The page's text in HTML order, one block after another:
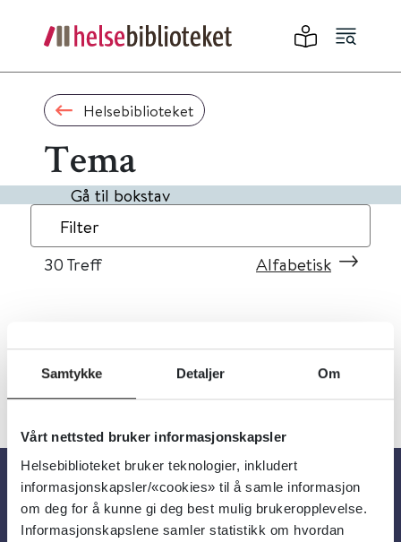
Samtykke Detaljer Om
Vårt nettsted bruker informasjonskapsler
Helsebiblioteket bruker teknologier, inkludert
informasjonskapsler/«cookies» til å samle informasjon
om deg for å kunne gi deg best mulig brukeropplevelse.
Informasjonskapslene samler statistikk om hvordan
Helsebiblioteket
Tema
Gå til bokstav
Filter
30 Treff Alfabetisk
« 1 »
Om oss